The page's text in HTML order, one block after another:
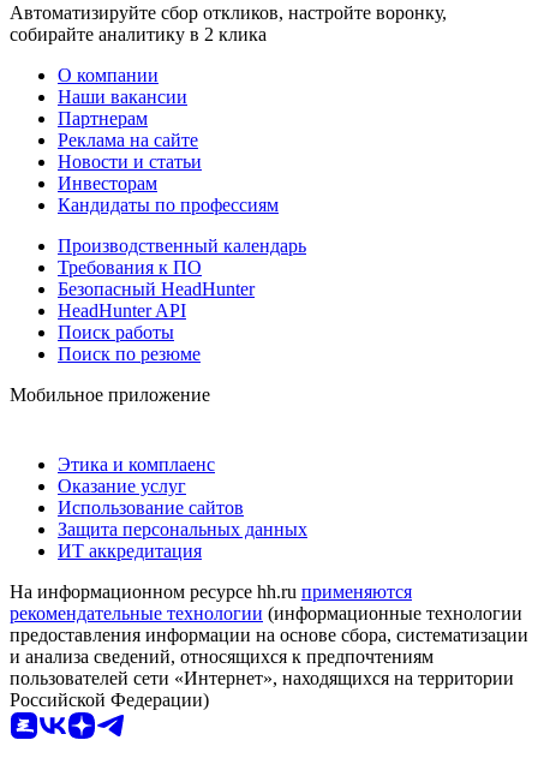
Автоматизируйте сбор откликов, настройте воронку,
собирайте аналитику в 2 клика
О компании
Наши вакансии
Партнерам
Реклама на сайте
Новости и статьи
Инвесторам
Кандидаты по профессиям
Производственный календарь
Требования к ПО
Безопасный HeadHunter
HeadHunter API
Поиск работы
Поиск по резюме
Мобильное приложение
Этика и комплаенс
Оказание услуг
Использование сайтов
Защита персональных данных
ИТ аккредитация
На информационном ресурсе hh.ru применяются
рекомендательные технологии (информационные технологии
предоставления информации на основе сбора, систематизации
и анализа сведений, относящихся к предпочтениям
пользователей сети «Интернет», находящихся на территории
Российской Федерации)